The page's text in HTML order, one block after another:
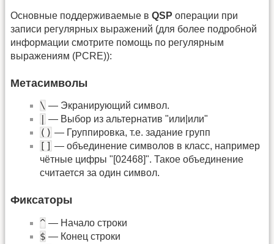
Основные поддерживаемые в QSP операции при
записи регулярных выражений (для более подробной
информации смотрите помощь по регулярным
выражениям (PCRE)):
Метасимволы
\ — Экранирующий символ.
— Выбор из альтернатив "или|или"
() — Группировка, т.е. задание групп
[] — объединение символов в класс, например
чётные цифры "[02468]". Такое объединение
считается за один символ.
Фиксаторы
^ — Начало строки
$ — Конец строки